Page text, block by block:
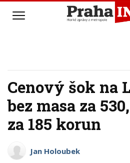
Cenový šok na
bez masa za
za 185 korun
Jan Holoubek